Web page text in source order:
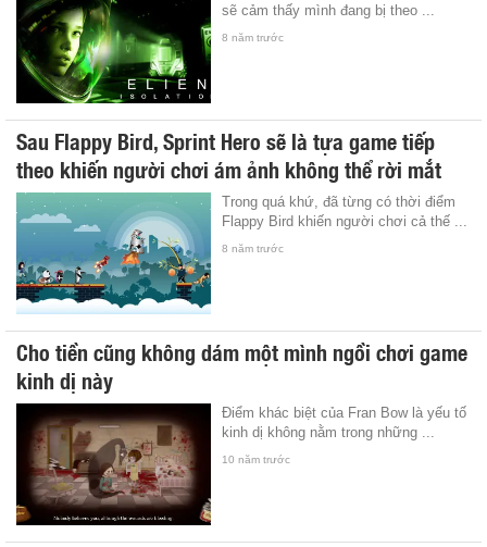
sẽ cảm thấy mình đang bị theo ...
8 năm trước
Sau Flappy Bird, Sprint Hero sẽ là tựa game tiếp
theo khiến người chơi ám ảnh không thể rời mắt
Trong quá khứ, đã từng có thời điểm
Flappy Bird khiến người chơi cả thế ...
8 năm trước
Cho tiền cũng không dám một mình ngồi chơi game
kinh dị này
Điểm khác biệt của Fran Bow là yếu tố
kinh dị không nằm trong những ...
10 năm trước